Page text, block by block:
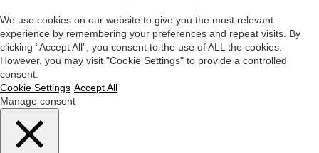
We use cookies on our website to give you the most relevant
experience by remembering your preferences and repeat visits. By
clicking “Accept All”, you consent to the use of ALL the cookies.
However, you may visit "Cookie Settings" to provide a controlled
consent.
Cookie Settings Accept All
Manage consent